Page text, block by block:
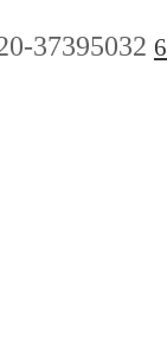
37395032